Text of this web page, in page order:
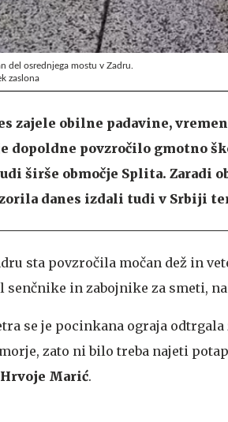
del osrednjega mostu v Zadru.
zaslona
zajele obilne padavine,
dopoldne povzročilo gmotno
širše območje Splita. Zaradi
danes izdali tudi v Srbiji
sta povzročila močan dež in
senčnike in zabojnike za smeti,
se je pocinkana ograja
zato ni bilo treba najeti
Hrvoje Marić.